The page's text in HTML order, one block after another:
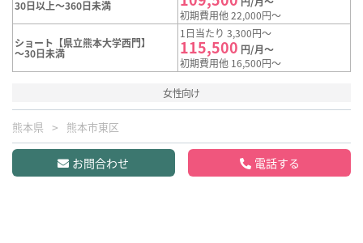
30日以上～360日未満
初期費用他 22,000円～
ショート【県立熊本大学西門】
～30日未満
1日当たり 3,300円～
115,500 円/月～
初期費用他 16,500円～
女性向け
熊本県 熊本市東区
お問合わせ 電話する